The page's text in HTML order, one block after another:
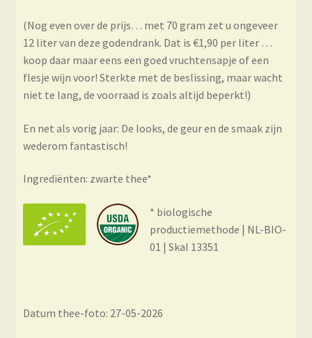
(Nog even over de prijs… met 70 gram zet u ongeveer
12 liter van deze godendrank. Dat is €1,90 per liter …
koop daar maar eens een goed vruchtensapje of een
flesje wijn voor! Sterkte met de beslissing, maar wacht
niet te lang, de voorraad is zoals altijd beperkt!)
En net als vorig jaar: De looks, de geur en de smaak zijn
wederom fantastisch!
Ingrediënten: zwarte thee*
* biologische
productiemethode | NL-BIO-
01 | Skal 13351
Datum thee-foto: 27-05-2026